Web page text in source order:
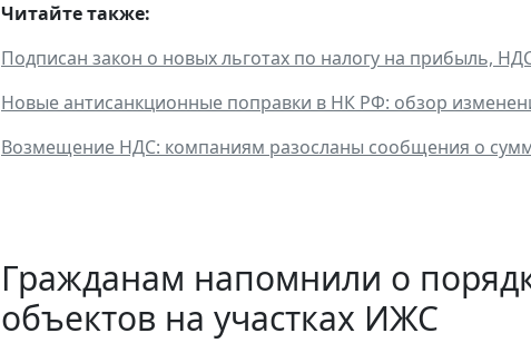
Читайте также:
Подписан закон о новых льготах по налогу на прибыль,
Новые антисанкционные поправки в НК РФ: обзор
Возмещение НДС: компаниям разосланы сообщения о
Гражданам напомнили о
объектов на участках ИЖС